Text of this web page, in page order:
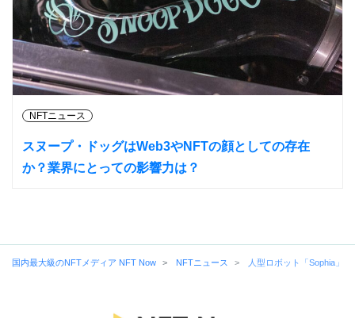
NFTニュース
スヌープ・ドッグはWeb3やNFTの顔としての存在
か？業界にとっての影響力は？
国内最大級のNFTメディア NFT Now NFTニュース 人型ロボット「Sophia」